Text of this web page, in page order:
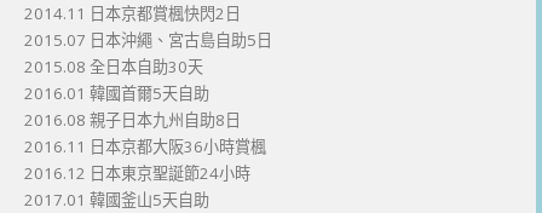
2014.11 日本京都賞楓快閃2日
2015.07 日本沖繩、宮古島自助5日
2015.08 全日本自助30天
2016.01 韓國首爾5天自助
2016.08 親子日本九州自助8日
2016.11 日本京都大阪36小時賞楓
2016.12 日本東京聖誕節24小時
2017.01 韓國釜山5天自助